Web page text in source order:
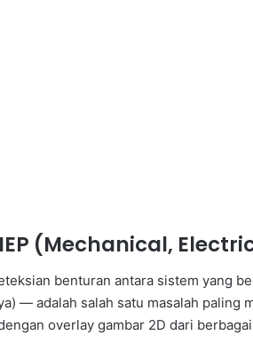
(Mechanical,
benturan antara sistem yang
— adalah salah satu masalah paling
overlay gambar 2D dari